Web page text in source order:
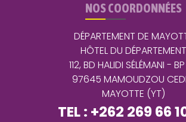
NOS COORDONNÉES
DÉPARTEMENT DE
HÔTEL DU DÉPARTEMENT
112, BD HALIDI SÉLÉMANI - BP
97645 MAMOUDZOU
MAYOTTE (YT)
TEL : +262 269 66